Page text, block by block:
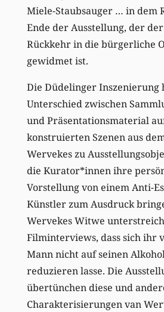
Miele-Staubsauger … in dem
Ende der Ausstellung, der
Rückkehr in die bürgerliche
gewidmet ist.
Die Düdelinger Inszenierung
Unterschied zwischen
und Präsentationsmaterial
konstruierten Szenen aus
Wervekes zu
die Kurator*innen ihre
Vorstellung von einem Anti-
Künstler zum Ausdruck
Wervekes Witwe
Filminterviews, dass sich ihr
Mann nicht auf seinen
reduzieren lasse. Die
übertünchen diese und
Charakterisierungen van